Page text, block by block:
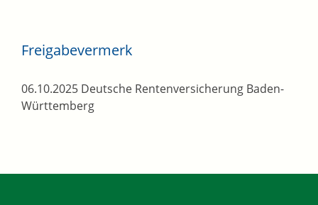
Freigabevermerk
06.10.2025 Deutsche Rentenversicherung Baden-
Württemberg